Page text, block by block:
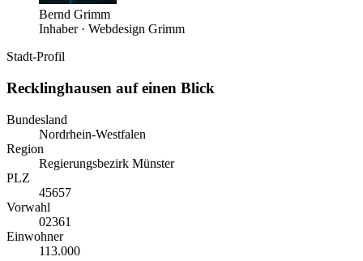
Bernd Grimm
Inhaber · Webdesign Grimm
Stadt-Profil
Recklinghausen auf einen Blick
Bundesland
Nordrhein-Westfalen
Region
Regierungsbezirk Münster
PLZ
45657
Vorwahl
02361
Einwohner
113.000